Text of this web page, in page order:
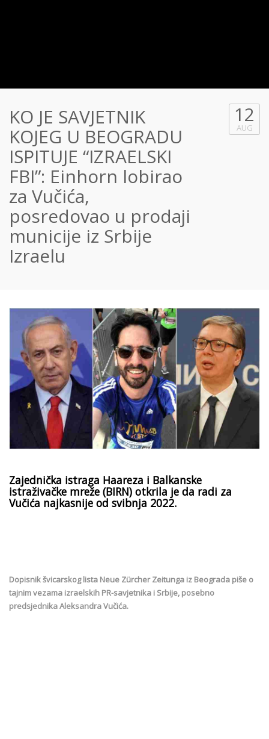
KO JE SAVJETNIK
KOJEG U BEOGRADU
ISPITUJE “IZRAELSKI
FBI”: Einhorn lobirao
za Vučića,
posredovao u prodaji
municije iz Srbije
Izraelu
12
AUG
Zajednička istraga Haareza i Balkanske
istraživačke mreže (BIRN) otkrila je da radi za
Vučića najkasnije od svibnja 2022.
Dopisnik švicarskog lista Neue Zürcher Zeitunga iz Beograda piše o
tajnim vezama izraelskih PR-savjetnika i Srbije, posebno
predsjednika Aleksandra Vučića.